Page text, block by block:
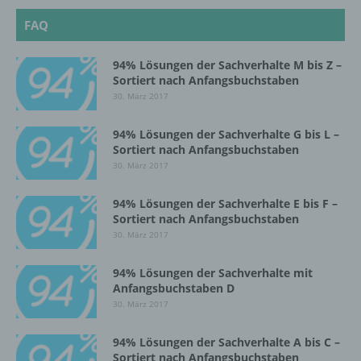
FAQ
94% Lösungen der Sachverhalte M bis Z –
Sortiert nach Anfangsbuchstaben
30. März 2017
94% Lösungen der Sachverhalte G bis L –
Sortiert nach Anfangsbuchstaben
30. März 2017
94% Lösungen der Sachverhalte E bis F –
Sortiert nach Anfangsbuchstaben
30. März 2017
94% Lösungen der Sachverhalte mit
Anfangsbuchstaben D
30. März 2017
94% Lösungen der Sachverhalte A bis C –
Sortiert nach Anfangsbuchstaben
Einschränkung der Verarbeitung ist die
Markierung gespeicherter
personenbezogener Daten mit dem Ziel, ihre
künftige Verarbeitung einzuschränken.
e) Profiling
Profiling ist jede Art der automatisierten
Verarbeitung personenbezogener Daten, die
darin besteht, dass diese
personenbezogenen Daten verwendet
werden, um bestimmte persönliche Aspekte,
die sich auf eine natürliche Person beziehen,
zu bewerten, insbesondere, um Aspekte
bezüglich Arbeitsleistung, wirtschaftlicher
Lage, Gesundheit, persönlicher Vorlieben,
Aufenthaltsort oder Ortswechsel dieser